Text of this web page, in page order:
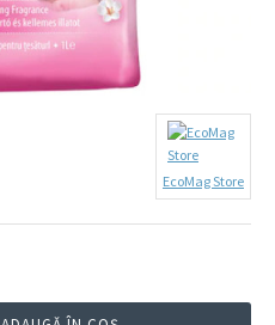
EcoMag Store